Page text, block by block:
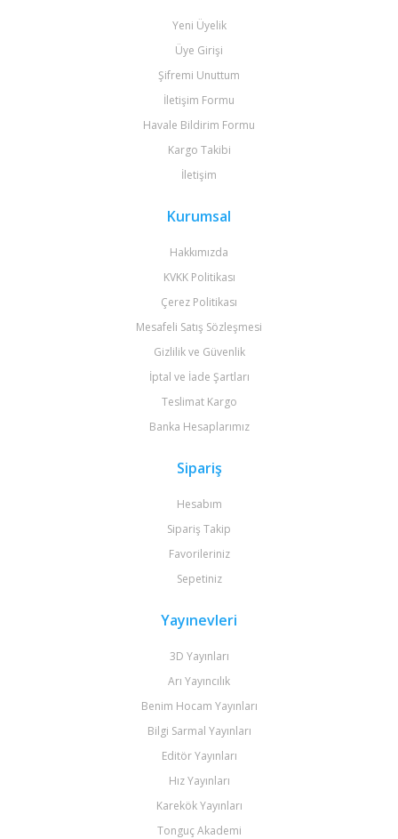
Yeni Üyelik
Üye Girişi
Şifremi Unuttum
İletişim Formu
Havale Bildirim Formu
Kargo Takibi
İletişim
Kurumsal
Hakkımızda
KVKK Politikası
Çerez Politikası
Mesafeli Satış Sözleşmesi
Gizlilik ve Güvenlik
İptal ve İade Şartları
Teslimat Kargo
Banka Hesaplarımız
Sipariş
Hesabım
Sipariş Takip
Favorileriniz
Sepetiniz
Yayınevleri
3D Yayınları
Arı Yayıncılık
Benim Hocam Yayınları
Bilgi Sarmal Yayınları
Editör Yayınları
Hız Yayınları
Karekök Yayınları
Tonguç Akademi